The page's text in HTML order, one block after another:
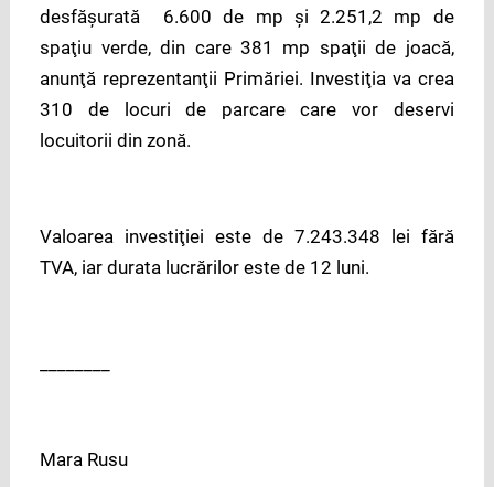
desfăşurată 6.600 de mp şi 2.251,2 mp de
spaţiu verde, din care 381 mp spaţii de joacă,
anunţă reprezentanţii Primăriei. Investiţia va crea
310 de locuri de parcare care vor deservi
locuitorii din zonă.
Valoarea investiţiei este de 7.243.348 lei fără
TVA, iar durata lucrărilor este de 12 luni.
Mara Rusu